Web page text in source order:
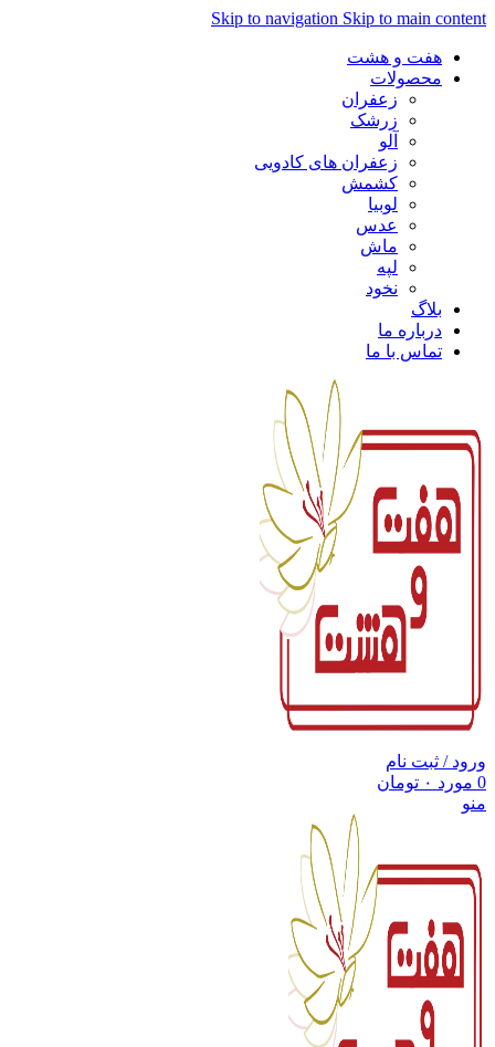
Skip to navigation Skip to main content
هفت و هشت
محصولات
زعفران
زرشک
آلو
زعفران های کادویی
کشمش
لوبیا
عدس
ماش
لپه
نخود
بلاگ
درباره ما
تماس با ما
ورود / ثبت نام
0 مورد ۰ تومان
منو